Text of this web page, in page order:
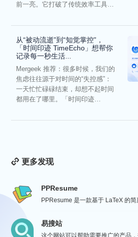
前一亮。它打破了传统效率工具冰
从“被动流逝”到“知觉掌控”，
「时间印迹 TimeEcho」想帮你
记录每一秒生活...
Mergeek 推荐：很多时候，我们的
焦虑往往源于对时间的“失控感”：
一天忙忙碌碌结束，却想不起时间
都用在了哪里。「时间印迹
更多发现
PPResume
易搜站